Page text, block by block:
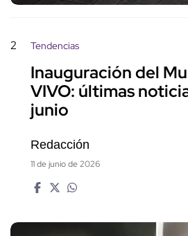
2 Tendencias
Inauguración del
VIVO: últimas
junio
Redacción
11 de junio de 2026